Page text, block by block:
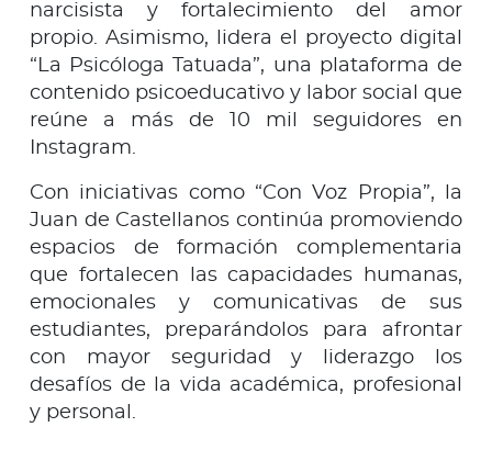
narcisista y fortalecimiento del amor
propio. Asimismo, lidera el proyecto digital
“La Psicóloga Tatuada”, una plataforma de
contenido psicoeducativo y labor social que
reúne a más de 10 mil seguidores en
Instagram.
Con iniciativas como “Con Voz Propia”, la
Juan de Castellanos continúa promoviendo
espacios de formación complementaria
que fortalecen las capacidades humanas,
emocionales y comunicativas de sus
estudiantes, preparándolos para afrontar
con mayor seguridad y liderazgo los
desafíos de la vida académica, profesional
y personal.